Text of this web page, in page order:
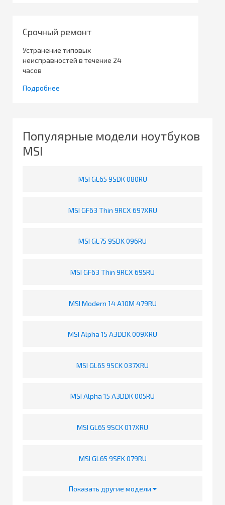
Срочный ремонт
Устранение типовых
неисправностей в течение 24
часов
Подробнее
Популярные модели ноутбуков
MSI
MSI GL65 9SDK 080RU
MSI GF63 Thin 9RCX 697XRU
MSI GL75 9SDK 096RU
MSI GF63 Thin 9RCX 695RU
MSI Modern 14 A10M 479RU
MSI Alpha 15 A3DDK 009XRU
MSI GL65 9SCK 037XRU
MSI Alpha 15 A3DDK 005RU
MSI GL65 9SCK 017XRU
MSI GL65 9SEK 079RU
Показать другие модели